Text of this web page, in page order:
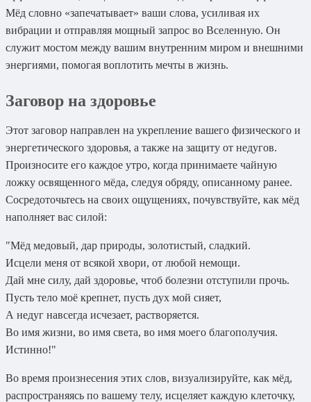
Мёд словно «запечатывает» ваши слова, усиливая их
вибрации и отправляя мощный запрос во Вселенную. Он
служит мостом между вашим внутренним миром и внешними
энергиями, помогая воплотить мечты в жизнь.
Заговор на здоровье
Этот заговор направлен на укрепление вашего физического и
энергетического здоровья, а также на защиту от недугов.
Произносите его каждое утро, когда принимаете чайную
ложку освященного мёда, следуя обряду, описанному ранее.
Сосредоточьтесь на своих ощущениях, почувствуйте, как мёд
наполняет вас силой:
"Мёд медовый, дар природы, золотистый, сладкий.
Исцели меня от всякой хвори, от любой немощи.
Дай мне силу, дай здоровье, чтоб болезни отступили прочь.
Пусть тело моё крепнет, пусть дух мой сияет,
А недуг навсегда исчезает, растворяется.
Во имя жизни, во имя света, во имя моего благополучия.
Истинно!"
Во время произнесения этих слов, визуализируйте, как мёд,
распространяясь по вашему телу, исцеляет каждую клеточку,